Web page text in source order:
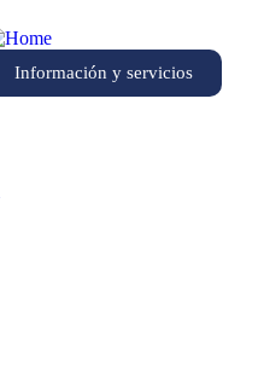
Información y servicios